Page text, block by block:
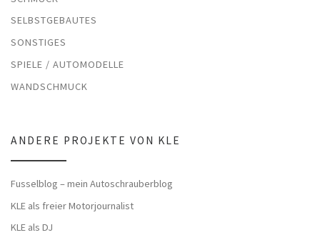
SELBSTGEBAUTES
SONSTIGES
SPIELE / AUTOMODELLE
WANDSCHMUCK
ANDERE PROJEKTE VON KLE
Fusselblog – mein Autoschrauberblog
KLE als freier Motorjournalist
KLE als DJ